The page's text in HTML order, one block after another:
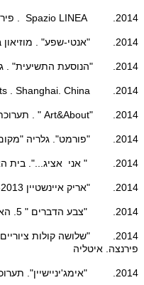
2014. Spazio LINEA . פירנצה. איטליה
2014. "אנטי-שפע" . מוזיאון בר דוד. ברעם
2014. "הנוסעת התשיעית" . גלריה "מקום לאמנות". תל אביב
2014. Israeli Artists . Shanghai. China.
2014. "Art&About " . תערוכת אמנות ישראלית. מינכן. גרמניה
2014. "פורמט". גלריה "מקום לאמנות". תל אביב
2014. " אני אציג...". בית האמנים ע"ש זריצקי. תל אביב
2014. "אריק איינשטיין 1939-2013". גלריה על הצוק. נתניה
2014. "צבע הדברים " 5. האנגר 2. נמל יפו
2014. "שלושה קולות
פירנצה. איטליה
2014. "אימג'יניישיין". תערוכת אמנות בנק הפועלים. תל אביב